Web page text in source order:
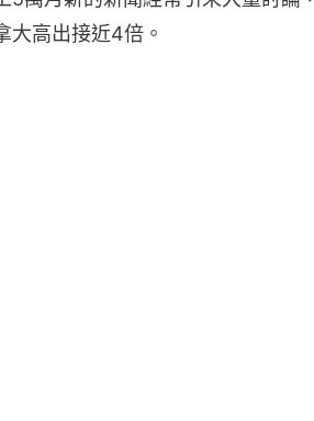
大高出接近4倍。